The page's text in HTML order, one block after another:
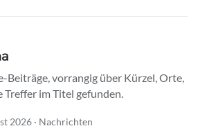
Beiträge, vorrangig über Kürzel, Orte,
Treffer im Titel gefunden.
2026 · Nachrichten